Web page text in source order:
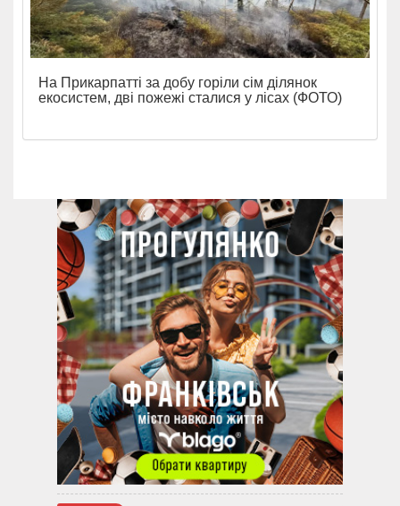
На Прикарпатті за добу горіли сім ділянок
екосистем, дві пожежі сталися у лісах (ФОТО)